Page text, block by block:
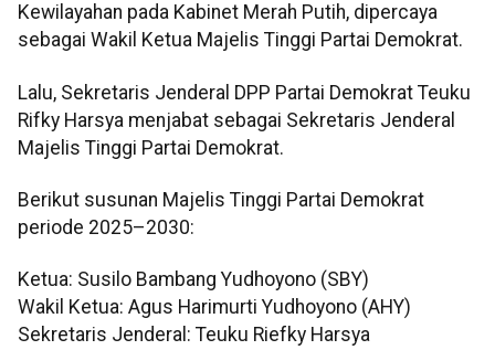
Kewilayahan pada Kabinet Merah Putih, dipercaya
sebagai Wakil Ketua Majelis Tinggi Partai Demokrat.
Lalu, Sekretaris Jenderal DPP Partai Demokrat Teuku
Rifky Harsya menjabat sebagai Sekretaris Jenderal
Majelis Tinggi Partai Demokrat.
Berikut susunan Majelis Tinggi Partai Demokrat
periode 2025–2030:
Ketua: Susilo Bambang Yudhoyono (SBY)
Wakil Ketua: Agus Harimurti Yudhoyono (AHY)
Sekretaris Jenderal: Teuku Riefky Harsya